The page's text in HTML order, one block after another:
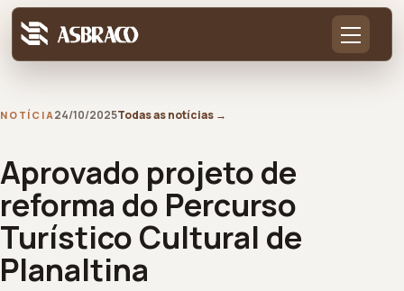
NOTÍCIA24/10/2025Todas as notícias →
Aprovado projeto de
reforma do Percurso
Turístico Cultural de
Planaltina